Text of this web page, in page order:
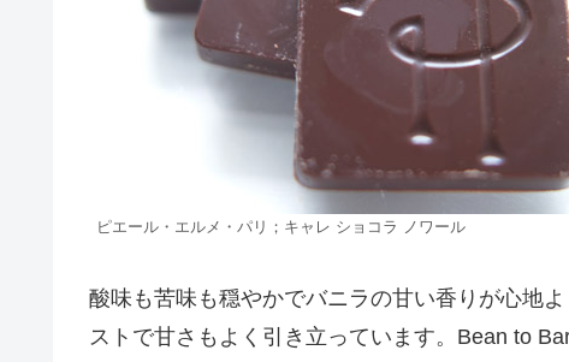
ピエール・エルメ・パリ；キャレ ショコラ ノワール
酸味も苦味も穏やかでバニラの甘い香りが心地
ストで甘さもよく引き立っています。Bean to